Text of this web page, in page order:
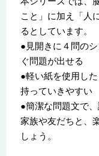
こと」に加え「人
るとしています。
●見開きに４問の
ぐ問題が出せる
●軽い紙を使用し
持っていきやすい
●簡潔な問題文で
家族や友だちと、
しょう。